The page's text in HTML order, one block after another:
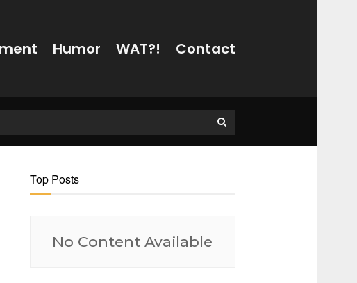
Humor WAT?! Contact
Top Posts
No Content Available